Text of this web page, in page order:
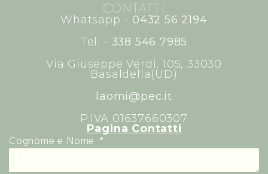
CONTATTI
Whatsapp - 0432 56 2194
Tel. - 338 546 7985
Via Giuseppe Verdi, 105, 33030
Basaldella(UD)
laomi@pec.it
P.IVA 01637660307
Pagina Contatti
Cognome e Nome